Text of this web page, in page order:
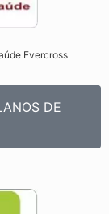
Evercross
DE